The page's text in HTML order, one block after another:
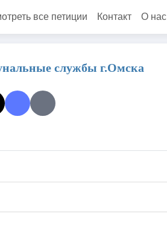
все петиции Контакт О нас
службы г.Омска